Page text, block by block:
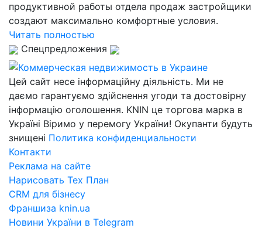
продуктивной работы отдела продаж застройщики
создают максимально комфортные условия.
Читать полностью
Спецпредложения
Цей сайт несе інформаційну діяльність. Ми не
даємо гарантуємо здійснення угоди та достовірну
інформацію оголошення. KNIN це торгова марка в
Україні Віримо у перемогу України! Окупанти будуть
знищені Политика конфиденциальности
Контакти
Реклама на сайте
Нарисовать Тех План
CRM для бізнесу
Франшиза knin.ua
Новини України в Telegram